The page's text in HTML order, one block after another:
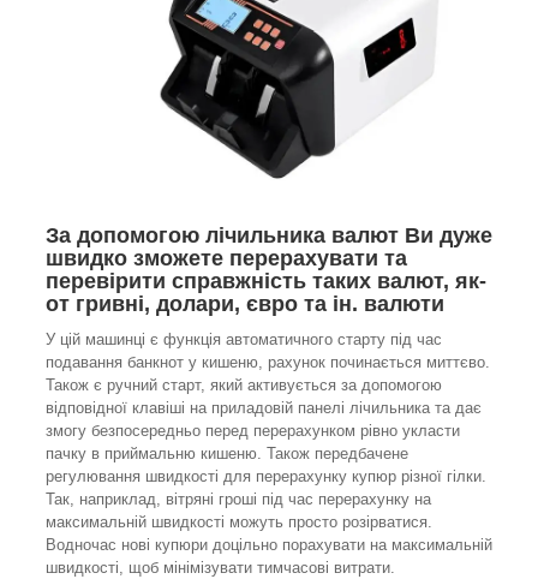
За допомогою лічильника валют Ви дуже
швидко зможете перерахувати та
перевірити справжність таких валют, як-
от гривні, долари, євро та ін. валюти
У цій машинці є функція автоматичного старту під час
подавання банкнот у кишеню, рахунок починається миттєво.
Також є ручний старт, який активується за допомогою
відповідної клавіші на приладовій панелі лічильника та дає
змогу безпосередньо перед перерахунком рівно укласти
пачку в приймальню кишеню. Також передбачене
регулювання швидкості для перерахунку купюр різної гілки.
Так, наприклад, вітряні гроші під час перерахунку на
максимальній швидкості можуть просто розірватися.
Водночас нові купюри доцільно порахувати на максимальній
швидкості, щоб мінімізувати тимчасові витрати.